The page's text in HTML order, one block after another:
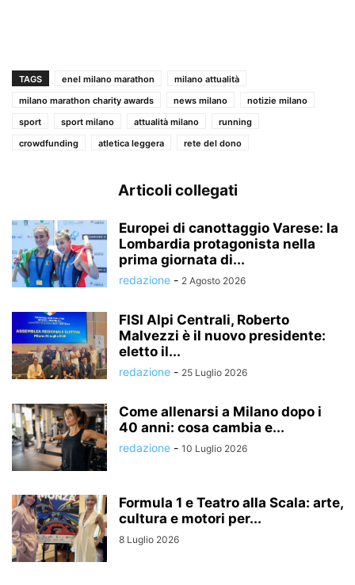
TAGS enel milano marathon
milano attualità
milano marathon charity awards
news milano
notizie milano
sport
sport milano attualità milano
running
crowdfunding
atletica leggera rete del dono
Articoli collegati
Europei di canottaggio Varese: la
Lombardia protagonista nella
prima giornata di...
redazione - 2 Agosto 2026
FISI Alpi Centrali, Roberto
Malvezzi è il nuovo presidente:
eletto il...
redazione - 25 Luglio 2026
Come allenarsi a Milano dopo i
40 anni: cosa cambia e...
redazione - 10 Luglio 2026
Formula 1 e Teatro alla Scala: arte,
cultura e motori per...
8 Luglio 2026